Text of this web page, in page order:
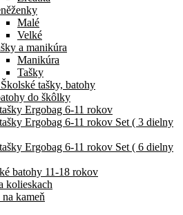
Malé
Velké
a manikúra
Manikúra
Tašky
tašky, batohy
do škôlky
Ergobag 6-11 rokov
Ergobag 6-11 rokov Set ( 3 dielny
Ergobag 6-11 rokov Set ( 6 dielny
batohy 11-18 rokov
kolieskach
kameň